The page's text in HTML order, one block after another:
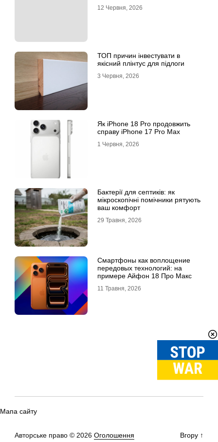
12 Червня, 2026
ТОП причин інвестувати в
якісний плінтус для підлоги
3 Червня, 2026
Як iPhone 18 Pro продовжить
справу iPhone 17 Pro Max
1 Червня, 2026
Бактерії для септиків: як
мікроскопічні помічники рятують
ваш комфорт
29 Травня, 2026
Смартфоны как воплощение
передовых технологий: на
примере Айфон 18 Про Макс
11 Травня, 2026
Мапа сайту
Авторське право © 2026 Оголошення
Вгору ↑